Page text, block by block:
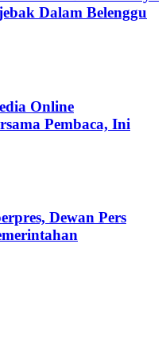
Dalam Belenggu
Online
Pembaca, Ini
Dewan Pers